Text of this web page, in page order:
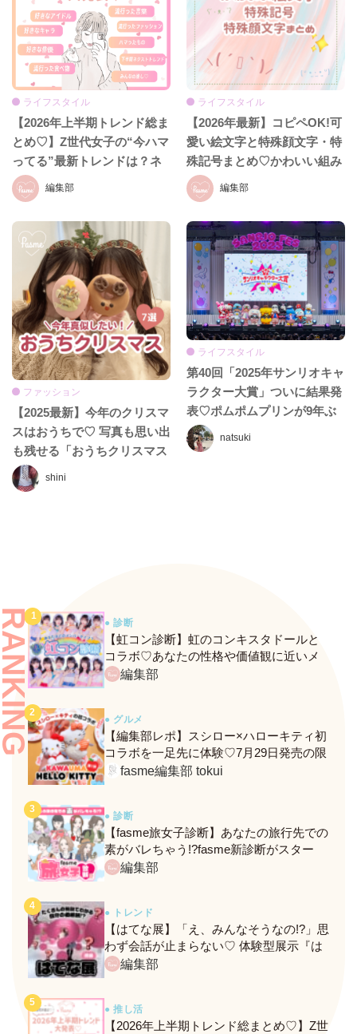
編集部
ライフスタイル
【2026年上半期トレンド総ま
とめ♡】Z世代女子の“今ハマ
ってる”最新トレンドは？ネ
クストバズ予報もチェック♪
編集部
ライフスタイル
【2026年最新】コピペOK!可
愛い絵文字と特殊顔文字・特
殊記号まとめ♡かわいい組み
合わせも紹介！
shini
ファッション
【2025最新】今年のクリスマ
スはおうちで♡ 写真も思い出
も残せる「おうちクリスマス
パーティー」アイデア7選
natsuki
ライフスタイル
第40回「2025年サンリオキャ
ラクター大賞」ついに結果発
表♡ポムポムプリンが9年ぶ
りの1位に返り咲き！
● 診断
【虹コン診断】虹のコンキスタドールと
コラボ♡あなたの性格や価値観に近いメ
ンバーがわかる、fasmeの新診断がスター
編集部
● グルメ
【編集部レポ】スシロー×ハローキティ初
コラボを一足先に体験♡7月29日発売の限
定メニュー＆グッズをレポ！
fasme編集部 tokui
● 診断
【fasme旅女子診断】あなたの旅行先での
素がバレちゃう!?fasme新診断がスター
ト！編集部
● トレンド
【はてな展】「え、みんなそうなの!?」思
わず会話が止まらない♡ 体験型展示『は
てな展』に行ってきたレポ
編集部
● 推し活
【2026年上半期トレンド総まとめ♡】Z世